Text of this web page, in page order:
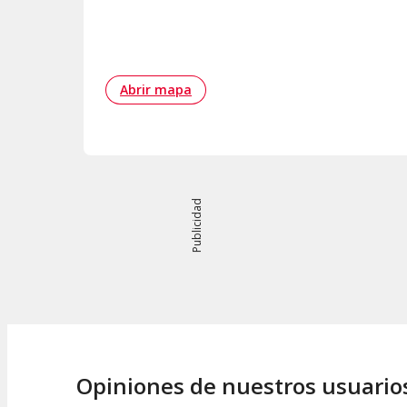
Abrir mapa
Publicidad
Opiniones de nuestros